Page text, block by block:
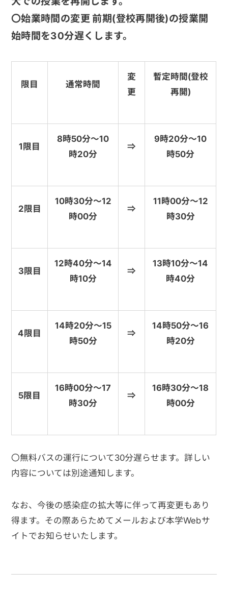
〇始業時間の変更 前期(登校再開後)の授業開
始時間を30分遅くします。
限目 通常時間
変
更
暫定時間(登校
再開)
1限目
8時50分～10
時20分
⇒
9時20分～10
時50分
2限目
10時30分～12
時00分
⇒
11時00分～12
時30分
3限目
12時40分～14
時10分
⇒
13時10分～14
時40分
4限目
14時20分～15
時50分
⇒
14時50分～16
時20分
5限目
16時00分～17
時30分
⇒
16時30分～18
時00分
〇無料バスの運行について30分遅らせます。詳しい
内容については別途通知します。
なお、今後の感染症の拡大等に伴って再変更もあり
得ます。その際あらためてメールおよび本学Webサ
イトでお知らせいたします。